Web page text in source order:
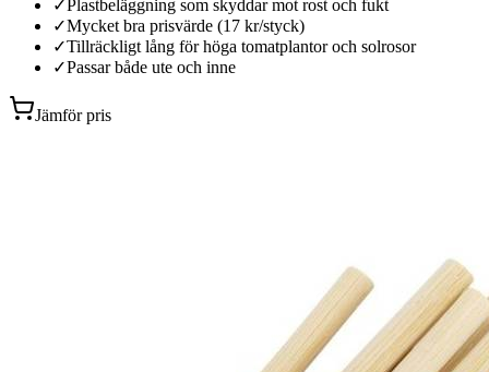
✓Plastbeläggning som skyddar mot rost och fukt
✓Mycket bra prisvärde (17 kr/styck)
✓Tillräckligt lång för höga tomatplantor och solrosor
✓Passar både ute och inne
Jämför pris